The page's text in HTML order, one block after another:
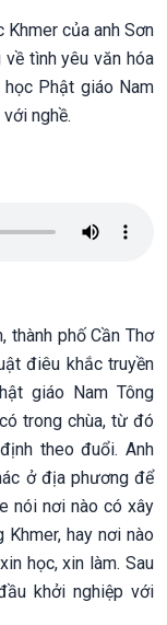
của anh Sơn
về tình yêu văn hóa
Phật giáo Nam
nghề.
thành phố Cần Thơ
điêu khắc truyền
giáo Nam Tông
trong chùa, từ đó
theo đuổi. Anh
ở địa phương để
nói nơi nào có xây
hay nơi nào
học, xin làm. Sau
khởi nghiệp với